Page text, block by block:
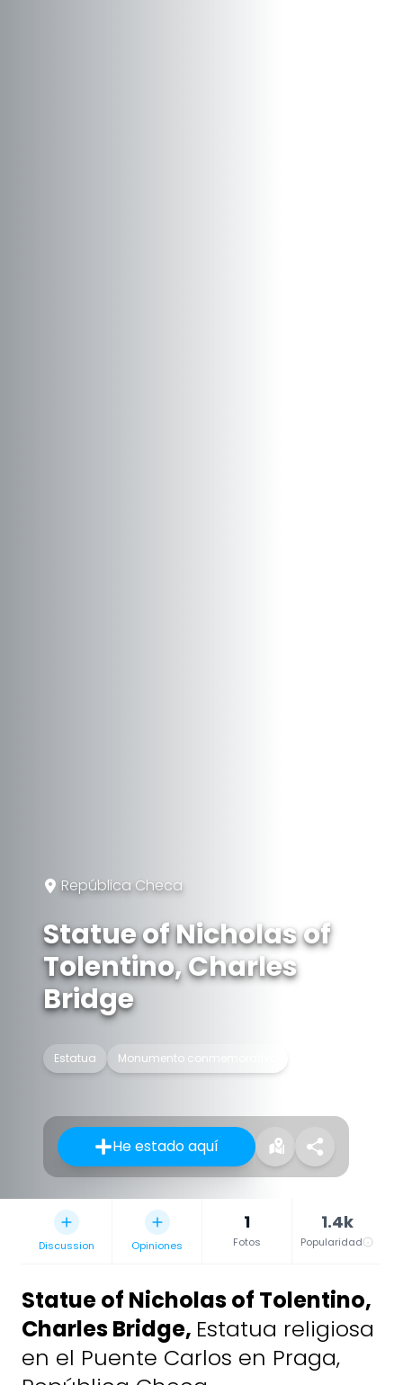
República Checa
Statue of Nicholas of
Tolentino, Charles
Bridge
Estatua Monumento conmemorativo
He estado aquí
Discussion Opiniones
1
Fotos
1.4k
Popularidad
Statue of Nicholas of Tolentino,
Charles Bridge, Estatua religiosa
en el Puente Carlos en Praga,